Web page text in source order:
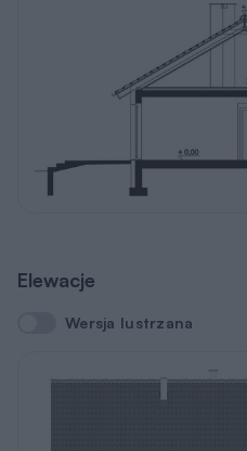
Elewacje
Wersja lustrzana
Wersja lustrzana